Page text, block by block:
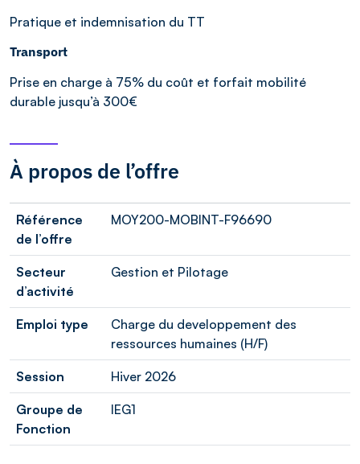
Pratique et indemnisation du TT
Transport
Prise en charge à 75% du coût et forfait mobilité
durable jusqu’à 300€
À propos de l’offre
Référence
de l’offre
MOY200-MOBINT-F96690
Secteur
d’activité
Gestion et Pilotage
Emploi type
Charge du developpement des
ressources humaines (H/F)
Session Hiver 2026
Groupe de
Fonction
IEG1